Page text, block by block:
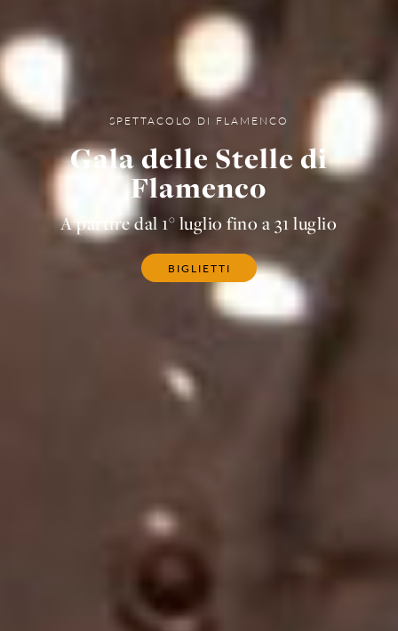
SPETTACOLO DI FLAMENCO
Gala delle Stelle di
Flamenco
A partire dal 1° luglio fino a 31 luglio
BIGLIETTI